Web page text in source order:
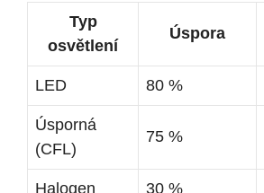
Typ
osvětlení
Úspora
LED 80 %
Úsporná
(CFL)
75 %
Halogen 30 %